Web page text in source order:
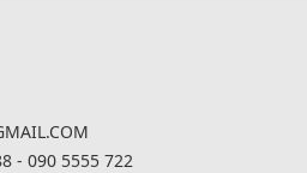
- 090 5555 722